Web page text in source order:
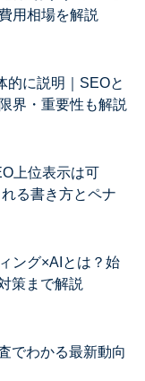
用相場を解説
的に説明｜SEOと
界・重要性も解説
上位表示は可
る書き方とペナ
ング×AIとは？始
策まで解説
でわかる最新動向